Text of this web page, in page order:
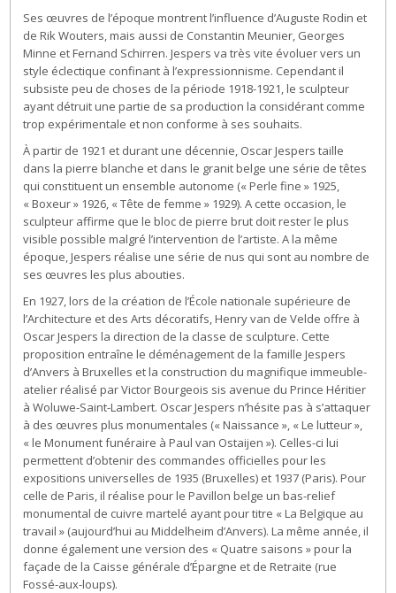
Ses œuvres de l’époque montrent l’influence d’Auguste Rodin et
de Rik Wouters, mais aussi de Constantin Meunier, Georges
Minne et Fernand Schirren. Jespers va très vite évoluer vers un
style éclectique confinant à l’expressionnisme. Cependant il
subsiste peu de choses de la période 1918-1921, le sculpteur
ayant détruit une partie de sa production la considérant comme
trop expérimentale et non conforme à ses souhaits.
À partir de 1921 et durant une décennie, Oscar Jespers taille
dans la pierre blanche et dans le granit belge une série de têtes
qui constituent un ensemble autonome (« Perle fine » 1925,
« Boxeur » 1926, « Tête de femme » 1929). A cette occasion, le
sculpteur affirme que le bloc de pierre brut doit rester le plus
visible possible malgré l’intervention de l’artiste. A la même
époque, Jespers réalise une série de nus qui sont au nombre de
ses œuvres les plus abouties.
En 1927, lors de la création de l’École nationale supérieure de
l’Architecture et des Arts décoratifs, Henry van de Velde offre à
Oscar Jespers la direction de la classe de sculpture. Cette
proposition entraîne le déménagement de la famille Jespers
d’Anvers à Bruxelles et la construction du magnifique immeuble-
atelier réalisé par Victor Bourgeois sis avenue du Prince Héritier
à Woluwe-Saint-Lambert. Oscar Jespers n’hésite pas à s’attaquer
à des œuvres plus monumentales (« Naissance », « Le lutteur »,
« le Monument funéraire à Paul van Ostaijen »). Celles-ci lui
permettent d’obtenir des commandes officielles pour les
expositions universelles de 1935 (Bruxelles) et 1937 (Paris). Pour
celle de Paris, il réalise pour le Pavillon belge un bas-relief
monumental de cuivre martelé ayant pour titre « La Belgique au
travail » (aujourd’hui au Middelheim d’Anvers). La même année, il
donne également une version des « Quatre saisons » pour la
façade de la Caisse générale d’Épargne et de Retraite (rue
Fossé-aux-loups).